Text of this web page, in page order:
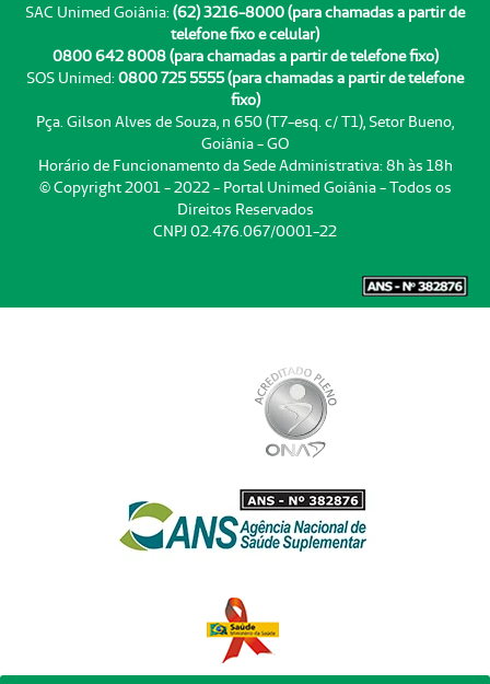
SAC Unimed Goiânia: (62) 3216-8000 (para chamadas a partir de
telefone fixo e celular)
0800 642 8008 (para chamadas a partir de telefone fixo)
SOS Unimed: 0800 725 5555 (para chamadas a partir de telefone
fixo)
Pça. Gilson Alves de Souza, n 650 (T7-esq. c/ T1), Setor Bueno,
Goiânia - GO
Horário de Funcionamento da Sede Administrativa: 8h às 18h
© Copyright 2001 - 2022 - Portal Unimed Goiânia - Todos os
Direitos Reservados
CNPJ 02.476.067/0001-22